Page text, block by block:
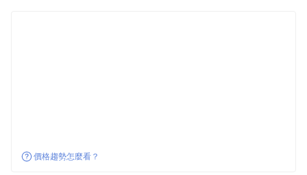
價格趨勢怎麼看？